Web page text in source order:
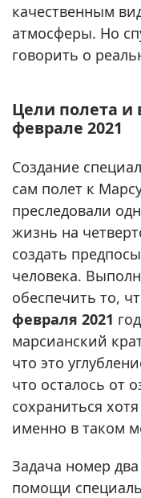
качественным
атмосферы. Но
говорить о
Цели полета и
феврале 2021
Создание
сам полет к
преследовали
жизнь на
создать
человека.
обеспечить то,
февраля 2021
марсианский
что это
что осталось от
сохраниться
именно в таком
Задача номер
помощи